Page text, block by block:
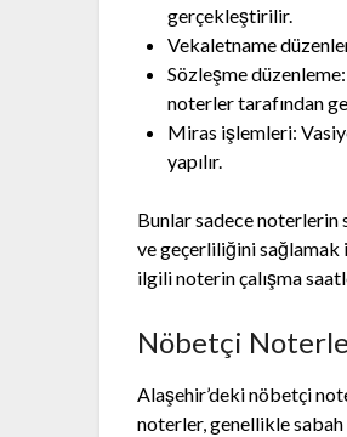
gerçekleştirilir.
Vekaletname
Sözleşme
noterler tarafından
Miras işlemleri:
yapılır.
Bunlar sadece noterlerin
ve geçerliliğini
ilgili noterin çalışma
Nöbetçi
Alaşehir’deki nöbetçi
noterler, genellikle sabah